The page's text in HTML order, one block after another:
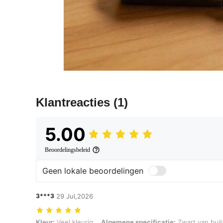
Klantreacties (1)
5.00
Beoordelingsbeleid
Geen lokale beoordelingen
3***3 29 Jul,2026